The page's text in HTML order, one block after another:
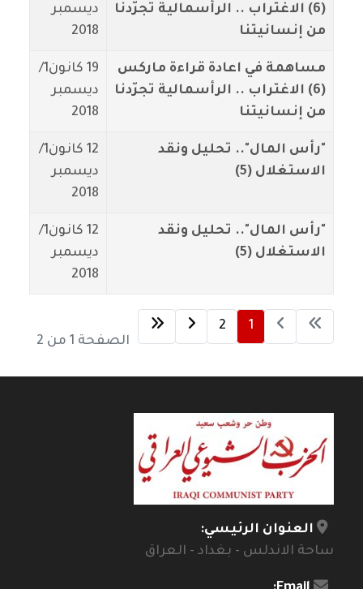
(6) الاغتراب .. الرأسمالية تجرّدنا
من إنسانيتنا
ديسمبر
2018
مساهمة في اعادة قراءة ماركس
(6) الاغتراب .. الرأسمالية تجرّدنا
من إنسانيتنا
19 كانون1/
ديسمبر
2018
"رأس المال".. تحليل ونقد
الاستغلال (5)
12 كانون1/
ديسمبر
2018
"رأس المال".. تحليل ونقد
الاستغلال (5)
12 كانون1/
ديسمبر
2018
الصفحة 1 من 2
1
2
العنوان الرئيسي:
ساحة الاندلس - بغداد - العراق